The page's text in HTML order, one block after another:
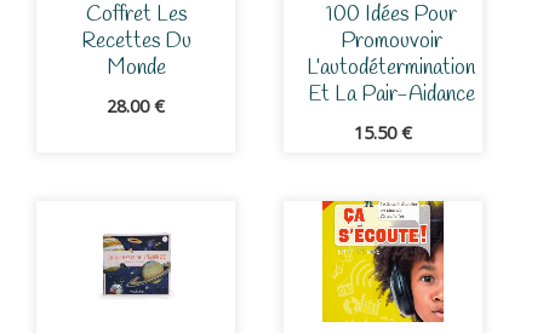
Coffret Les
Recettes Du
Monde
28.00€
100 Idées Pour
Promouvoir
L’autodétermination
Et La Pair-Aidance
15.50€